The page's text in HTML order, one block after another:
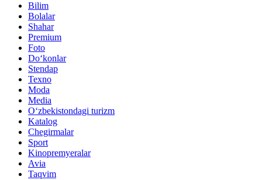
Bilim
Bolalar
Shahar
Premium
Foto
Do‘konlar
Stendap
Texno
Moda
Media
O‘zbekistondagi turizm
Katalog
Chegirmalar
Sport
Kinopremyeralar
Avia
Taqvim